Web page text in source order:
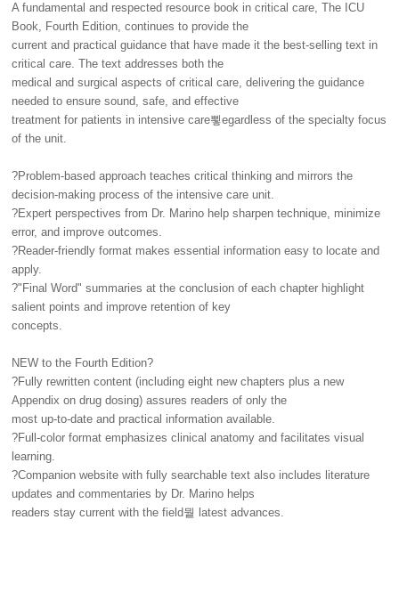
A fundamental and respected resource book in critical care, The ICU
Book, Fourth Edition, continues to provide the
current and practical guidance that have made it the best-selling text in
critical care. The text addresses both the
medical and surgical aspects of critical care, delivering the guidance
needed to ensure sound, safe, and effective
treatment for patients in intensive care뾯egardless of the specialty focus
of the unit.
?Problem-based approach teaches critical thinking and mirrors the
decision-making process of the intensive care unit.
?Expert perspectives from Dr. Marino help sharpen technique, minimize
error, and improve outcomes.
?Reader-friendly format makes essential information easy to locate and
apply.
?"Final Word" summaries at the conclusion of each chapter highlight
salient points and improve retention of key
concepts.
NEW to the Fourth Edition?
?Fully rewritten content (including eight new chapters plus a new
Appendix on drug dosing) assures readers of only the
most up-to-date and practical information available.
?Full-color format emphasizes clinical anatomy and facilitates visual
learning.
?Companion website with fully searchable text also includes literature
updates and commentaries by Dr. Marino helps
readers stay current with the field뭩 latest advances.